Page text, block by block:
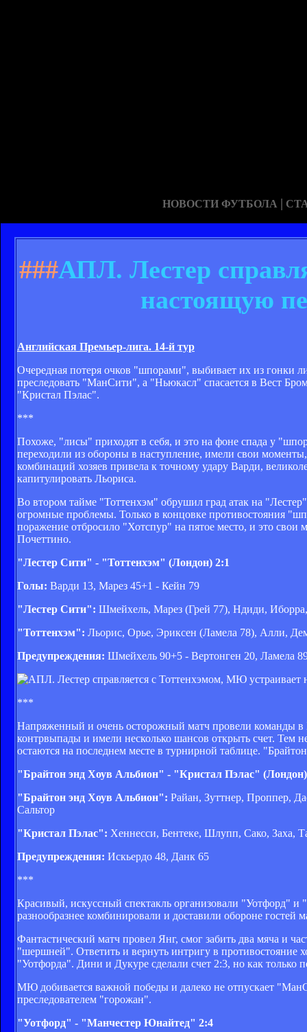
НОВОСТИ ФУТБОЛА |
###АПЛ. Лестер
настоящую
Английская Премьер-лига. 14-й тур
Очередная потеря очков "шпорами", выбивает их из гонки
преследовать "МанСити", а "Ньюкасл" спасается в Вест
"Кристал Пэлас".
***
Похоже, "лисы" приходят в себя, и это на фоне спада у
переходили из обороны в наступление, имели свои
комбинаций хозяев привела к точному удару Варди,
капитулировать Льориса.
Во втором тайме "Тоттенхэм" обрушил град атак на
огромные проблемы. Только в концовке противостояния
поражение отбросило "Хотспур" на пятое место, и это
Почеттино.
"Лестер Сити" - "Тоттенхэм" (Лондон) 2:1
Голы: Варди 13, Марез 45+1 - Кейн 79
"Лестер Сити": Шмейхель, Марез (Грей 77), Ндиди,
"Тоттенхэм": Льорис, Орье, Эриксен (Ламела 78), Алли,
Предупреждения: Шмейхель 90+5 - Вертонген 20, Ламела
***
Напряженный и очень осторожный матч провели команды в
контрвыпады и имели несколько шансов открыть счет. Тем
остаются на последнем месте в турнирной таблице.
"Брайтон энд Хоув Альбион" - "Кристал Пэлас"
"Брайтон энд Хоув Альбион": Райан, Зуттнер, Проппер,
Сальтор
"Кристал Пэлас": Хеннесси, Бентеке, Шлупп, Сако, Заха,
Предупреждения: Искьердо 48, Данк 65
***
Красивый, искуссный спектакль организовали "Уотфорд"
разнообразнее комбинировали и доставили обороне
Фантастический матч провел Янг, смог забить два мяча и
"шершней". Ответить и вернуть интригу в противостояние
"Уотфорда". Дини и Дукуре сделали счет 2:3, но как
МЮ добивается важной победы и далеко не отпускает
преследователем "горожан".
"Уотфорд" - "Манчестер Юнайтед" 2:4